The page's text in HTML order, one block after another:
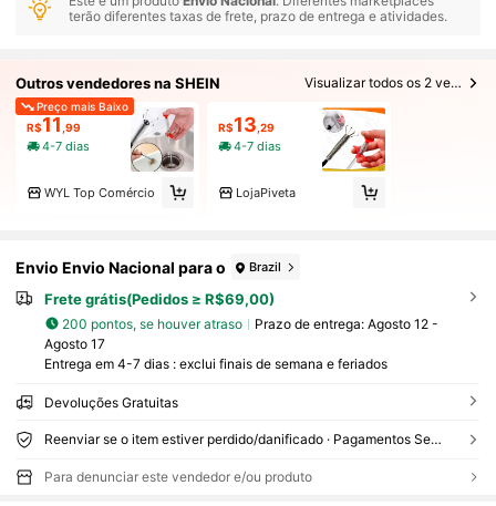
terão diferentes taxas de frete, prazo de entrega e atividades.
Outros vendedores na SHEIN Visualizar todos os 2 vendedores
Preço mais Baixo
R$11 ,99
4-7 dias
WYL Top Comércio
R$13 ,29
4-7 dias
LojaPiveta
Envio Envio Nacional para o Brazil
Frete grátis(Pedidos ≥ R$69,00)
200 pontos, se houver atraso Prazo de entrega: Agosto 12 -
Agosto 17
Entrega em 4-7 dias : exclui finais de semana e feriados
Devoluções Gratuitas
Reenviar se o item estiver perdido/danificado · Pagamentos Seguros · Proteção de privacidade
Para denunciar este vendedor e/ou produto